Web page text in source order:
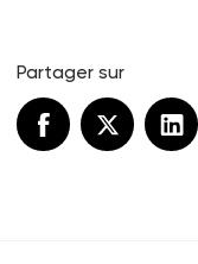
Partager sur